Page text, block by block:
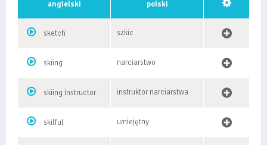
angielski polski
sketch szkic
skiing narciarstwo
skiing instructor instruktor narciarstwa
skilful umiejętny